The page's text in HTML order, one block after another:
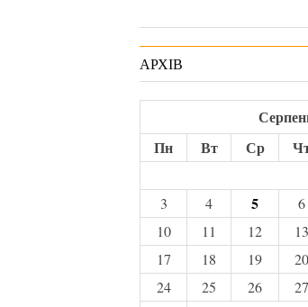
АРХІВ
Пн
Вт Ср
3
4 5 6
10
11 12 13
17
18 19 20
24
25 26 27